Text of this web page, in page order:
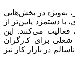
به‌ویژه در بخش‌هایی
دستمزد پایین‌تر از
فعالیت می‌کنند. این
برای کارگران
در بازار کار نیز